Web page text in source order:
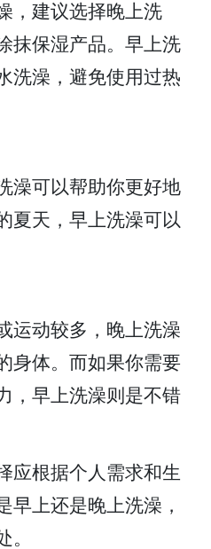
，建议选择晚上洗
抹保湿产品。早上洗
洗澡，避免使用过热
澡可以帮助你更好地
夏天，早上洗澡可以
运动较多，晚上洗澡
身体。而如果你需要
，早上洗澡则是不错
应根据个人需求和生
早上还是晚上洗澡，
。